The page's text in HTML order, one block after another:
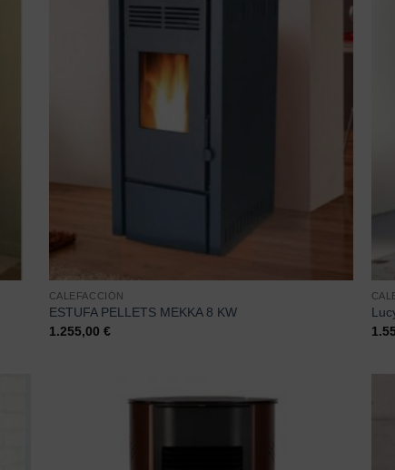
CALEFACCIÓN
ESTUFA PELLETS MEKKA 8 KW
1.255,00 €